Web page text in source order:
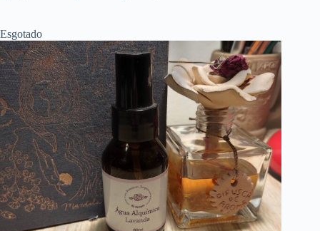
Esgotado